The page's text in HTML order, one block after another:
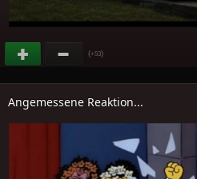
(+53)
Angemessene Reaktion...